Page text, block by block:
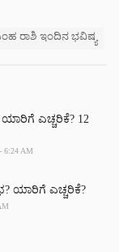
ರಾಶಿ ಇಂದಿನ ಭವಿಷ್ಯ
ಎಚ್ಚರಿಕೆ? 12
6:24 AM
ಯಾರಿಗೆ ಎಚ್ಚರಿಕೆ?